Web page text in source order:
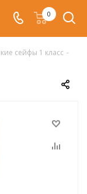
0
сейфы 1 класс -